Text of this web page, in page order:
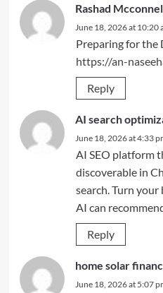
Rashad
June 18, 2026 at 10:20
Preparing for the
https://an-
Reply
AI search
June 18, 2026 at 4:33
AI SEO platform
discoverable in
search. Turn
AI can
Reply
home solar
June 18, 2026 at 5:07